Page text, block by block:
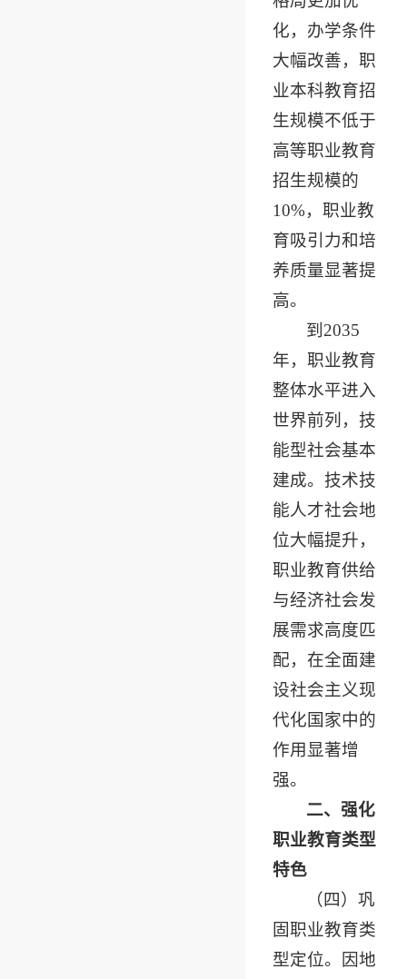
化，办学条件
大幅改善，职
业本科教育招
生规模不低于
高等职业教育
招生规模的
10%，职业教
育吸引力和培
养质量显著提
高。
到2035
年，职业教育
整体水平进入
世界前列，技
能型社会基本
建成。技术技
能人才社会地
位大幅提升，
职业教育供给
与经济社会发
展需求高度匹
配，在全面建
设社会主义现
代化国家中的
作用显著增
强。
二、强化
职业教育类型
特色
（四）巩
固职业教育类
型定位。因地